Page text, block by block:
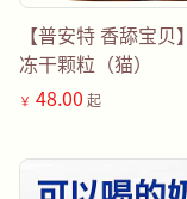
【普安特 香舔宝
冻干颗粒（猫）
￥ 48.00 起